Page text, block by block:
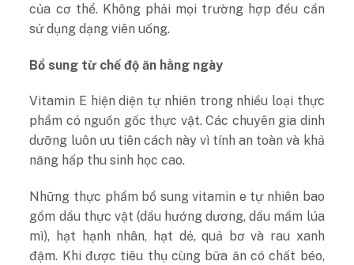
của cơ thể. Không phải mọi trường hợp đều cần
sử dụng dạng viên uống.
Bổ sung từ chế độ ăn hằng ngày
Vitamin E hiện diện tự nhiên trong nhiều loại thực
phẩm có nguồn gốc thực vật. Các chuyên gia dinh
dưỡng luôn ưu tiên cách này vì tính an toàn và khả
năng hấp thu sinh học cao.
Những thực phẩm bổ sung vitamin e tự nhiên bao
gồm dầu thực vật (dầu hướng dương, dầu mầm lúa
mì), hạt hạnh nhân, hạt dẻ, quả bơ và rau xanh
đậm. Khi được tiêu thụ cùng bữa ăn có chất béo,